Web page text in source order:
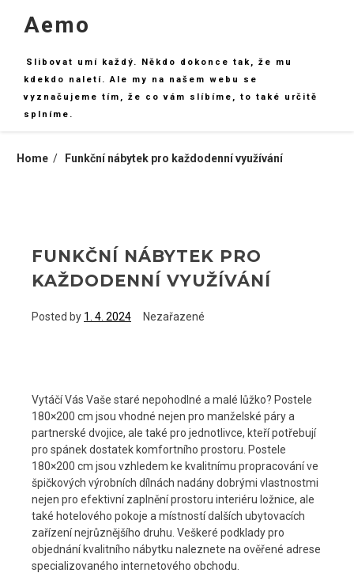
Aemo
Slibovat umí každý. Někdo dokonce tak, že mu
kdekdo naletí. Ale my na našem webu se
vyznačujeme tím, že co vám slíbíme, to také určitě
splníme.
Home Funkční nábytek pro každodenní využívání
FUNKČNÍ NÁBYTEK PRO
KAŽDODENNÍ VYUŽÍVÁNÍ
Posted by 1. 4. 2024 Nezařazené
Vytáčí Vás Vaše staré nepohodlné a malé lůžko? Postele
180×200 cm jsou vhodné nejen pro manželské páry a
partnerské dvojice, ale také pro jednotlivce, kteří potřebují
pro spánek dostatek komfortního prostoru. Postele
180×200 cm jsou vzhledem ke kvalitnímu propracování ve
špičkových výrobních dílnách nadány dobrými vlastnostmi
nejen pro efektivní zaplnění prostoru interiéru ložnice, ale
také hotelového pokoje a místností dalších ubytovacích
zařízení nejrůznějšího druhu. Veškeré podklady pro
objednání kvalitního nábytku naleznete na ověřené adrese
specializovaného internetového obchodu.